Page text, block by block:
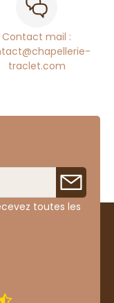
Contact mail :
traclet.com
toutes les